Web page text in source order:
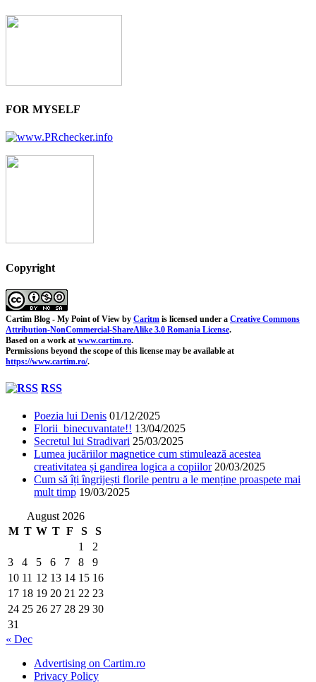
FOR MYSELF
Copyright
Cartim Blog - My Point of View by Caritm is licensed under a Creative Commons
Attribution-NonCommercial-ShareAlike 3.0 Romania License.
Based on a work at www.cartim.ro.
Permissions beyond the scope of this license may be available at
https://www.cartim.ro/.
RSS
Poezia lui Denis 01/12/2025
Florii binecuvantate!! 13/04/2025
Secretul lui Stradivari 25/03/2025
Lumea jucăriilor magnetice cum stimulează acestea
creativitatea și gandirea logica a copiilor 20/03/2025
Cum să îți îngrijești florile pentru a le menține proaspete mai
mult timp 19/03/2025
August 2026
M T W T F S
S
1
2
3
4 5 6 7 8
9
10 11 12 13 14 15 16
17 18 19 20 21 22 23
24 25 26 27 28 29 30
31
« Dec
Advertising on Cartim.ro
Privacy Policy